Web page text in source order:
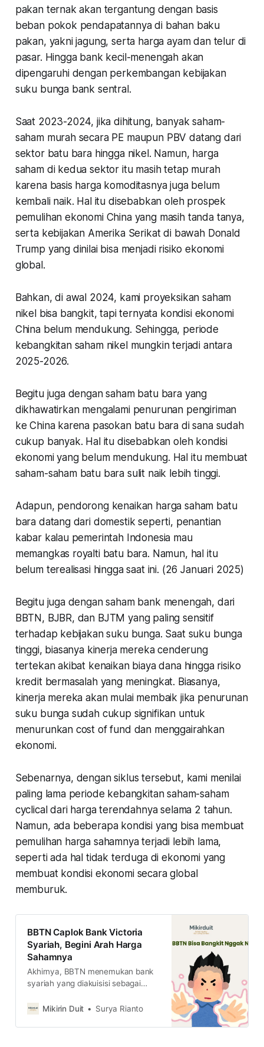
pakan ternak akan tergantung dengan basis
beban pokok pendapatannya di bahan baku
pakan, yakni jagung, serta harga ayam dan telur di
pasar. Hingga bank kecil-menengah akan
dipengaruhi dengan perkembangan kebijakan
suku bunga bank sentral.
Saat 2023-2024, jika dihitung, banyak saham-
saham murah secara PE maupun PBV datang dari
sektor batu bara hingga nikel. Namun, harga
saham di kedua sektor itu masih tetap murah
karena basis harga komoditasnya juga belum
kembali naik. Hal itu disebabkan oleh prospek
pemulihan ekonomi China yang masih tanda tanya,
serta kebijakan Amerika Serikat di bawah Donald
Trump yang dinilai bisa menjadi risiko ekonomi
global.
Bahkan, di awal 2024, kami proyeksikan saham
nikel bisa bangkit, tapi ternyata kondisi ekonomi
China belum mendukung. Sehingga, periode
kebangkitan saham nikel mungkin terjadi antara
2025-2026.
Begitu juga dengan saham batu bara yang
dikhawatirkan mengalami penurunan pengiriman
ke China karena pasokan batu bara di sana sudah
cukup banyak. Hal itu disebabkan oleh kondisi
ekonomi yang belum mendukung. Hal itu membuat
saham-saham batu bara sulit naik lebih tinggi.
Adapun, pendorong kenaikan harga saham batu
bara datang dari domestik seperti, penantian
kabar kalau pemerintah Indonesia mau
memangkas royalti batu bara. Namun, hal itu
belum terealisasi hingga saat ini. (26 Januari 2025)
Begitu juga dengan saham bank menengah, dari
BBTN, BJBR, dan BJTM yang paling sensitif
terhadap kebijakan suku bunga. Saat suku bunga
tinggi, biasanya kinerja mereka cenderung
tertekan akibat kenaikan biaya dana hingga risiko
kredit bermasalah yang meningkat. Biasanya,
kinerja mereka akan mulai membaik jika penurunan
suku bunga sudah cukup signifikan untuk
menurunkan cost of fund dan menggairahkan
ekonomi.
Sebenarnya, dengan siklus tersebut, kami menilai
paling lama periode kebangkitan saham-saham
cyclical dari harga terendahnya selama 2 tahun.
Namun, ada beberapa kondisi yang bisa membuat
pemulihan harga sahamnya terjadi lebih lama,
seperti ada hal tidak terduga di ekonomi yang
membuat kondisi ekonomi secara global
memburuk.
BBTN Caplok Bank Victoria
Syariah, Begini Arah Harga
Sahamnya
Akhirnya, BBTN menemukan bank
syariah yang diakuisisi sebagai
syariahnya. Lalu, bagaimana
ya?
Mikirin Duit Surya Rianto